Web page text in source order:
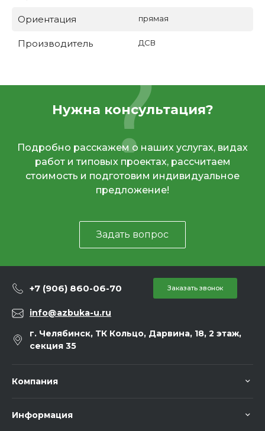
Ориентация прямая
Производитель ДСВ
Нужна консультация?
Подробно расскажем о наших услугах, видах
работ и типовых проектах, рассчитаем
стоимость и подготовим индивидуальное
предложение!
Задать вопрос
+7 (906) 860-06-70 Заказать звонок
info@azbuka-u.ru
г. Челябинск, ТК Кольцо, Дарвина, 18, 2 этаж,
секция 35
Компания
Информация